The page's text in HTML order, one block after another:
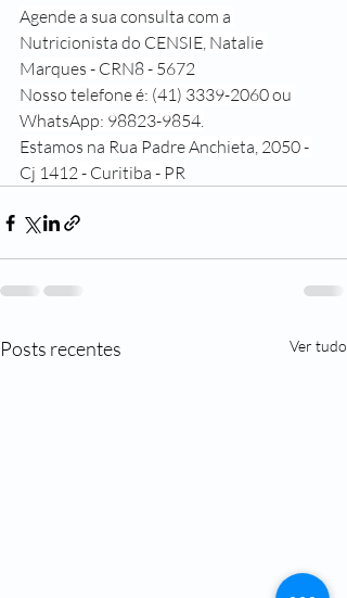
Agende a sua consulta com a
Nutricionista do CENSIE, Natalie
Marques - CRN8 - 5672
Nosso telefone é: (41) 3339-2060 ou
WhatsApp: 98823-9854.
Estamos na Rua Padre Anchieta, 2050 -
Cj 1412 - Curitiba - PR
Posts recentes Ver tudo